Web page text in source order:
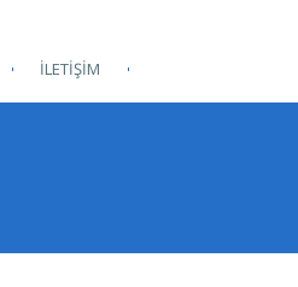
İLETİŞİM